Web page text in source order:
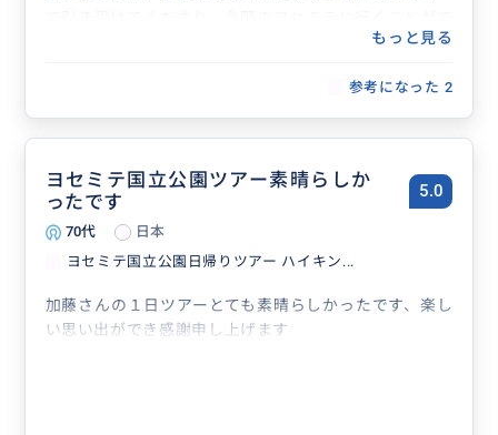
ぷりと伝えてくれて、写真もたくさんとってくださり至
れり尽くせりで、お天気にも恵まれて最高に素敵な思い
出となりました
もっと見る
参考になった 2
ヨセミテ国立公園ツアー素晴らしか
ったです
5.0
70代
日本
ヨセミテ国立公園日帰りツアー ハイキン...
加藤さんの１日ツアーとても素晴らしかったです、楽し
い思い出ができ感謝申し上げます